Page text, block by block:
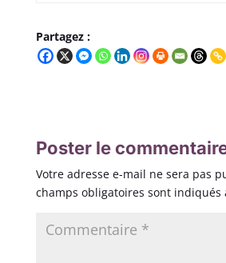
Partagez :
Poster le
Votre adresse e-mail ne sera pas
champs obligatoires sont indiqués